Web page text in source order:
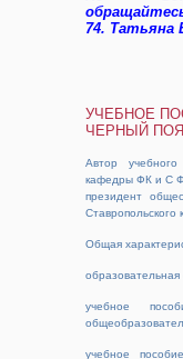
74. Татьяна
УЧЕБНОЕ
ЧЕРНЫЙ
Автор
кафедры ФК и С
президент
Ставропольского
Общая
образовательная
учебное
учебное